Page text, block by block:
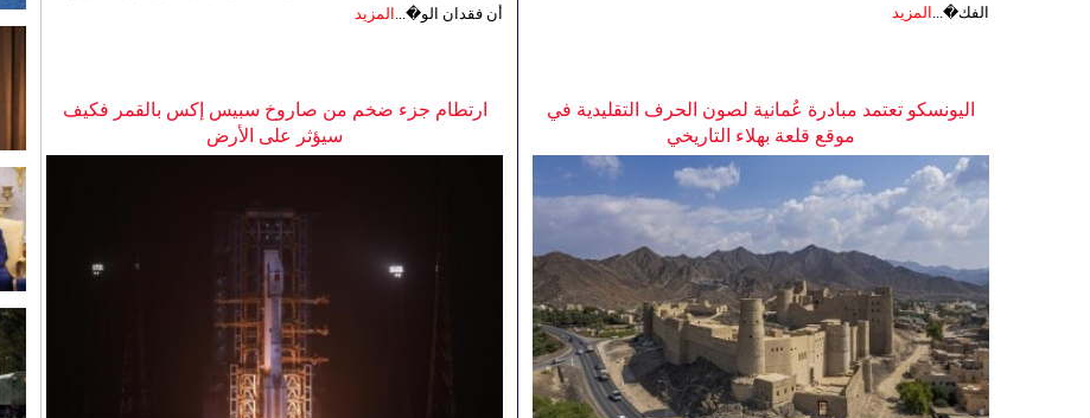
أن فقدان الو�... المزيد
الفك�... المزيد
ارتطام جزء ضخم من صاروخ سبيس إكس بالقمر فكيف
سيؤثر على الأرض
اليونسكو تعتمد مبادرة عُمانية لصون الحرف التقليدية في
موقع قلعة بهلاء التاريخي